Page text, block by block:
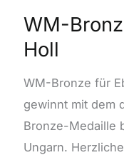
WM-
Holl
WM-Bronze für
gewinnt mit dem
Bronze-Medaille
Ungarn.